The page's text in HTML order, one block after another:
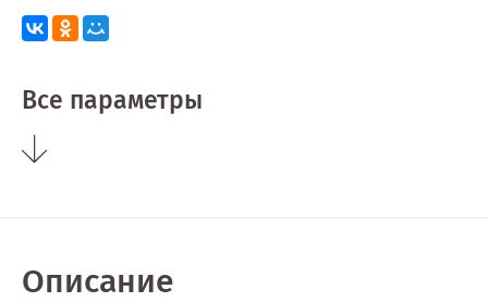
Все параметры
Описание